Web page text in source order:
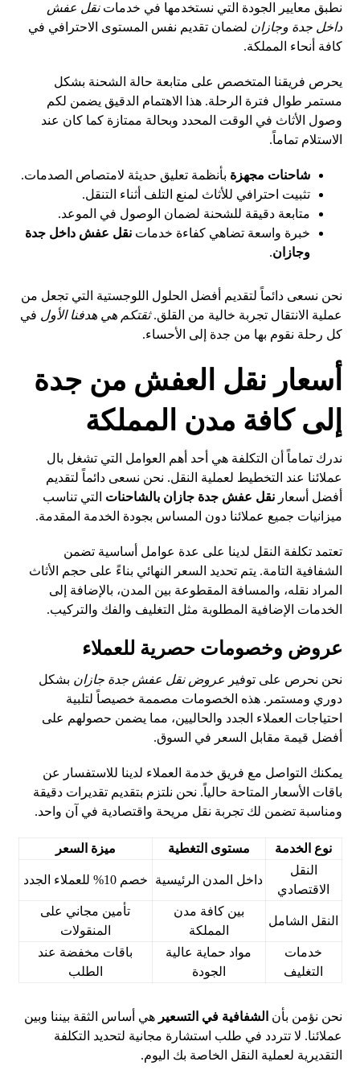
نطبق معايير الجودة التي نستخدمها في خدماتنقل عفش
داخل جدة وجازان لضمان تقديم نفس المستوى الاحترافي في
كافة أنحاء المملكة.
يحرص فريقنا المتخصص على متابعة حالة الشحنة بشكل
مستمر طوال فترة الرحلة. هذا الاهتمام الدقيق يضمن لكم
وصول الأثاث في الوقت المحدد وبحالة ممتازة كما كان عند
الاستلام تماماً.
شاحنات مجهزة بأنظمة تعليق حديثة لامتصاص الصدمات.
تثبيت احترافي للأثاث لمنع التلف أثناء التنقل.
متابعة دقيقة للشحنة لضمان الوصول في الموعد.
خبرة واسعة تضاهي كفاءة خدماتنقل عفش داخل جدة
وجازان.
نحن نسعى دائماً لتقديم أفضل الحلول اللوجستية التي تجعل من
عملية الانتقال تجربة خالية من القلق.ثقتكم هي هدفنا الأول في
كل رحلة نقوم بها من جدة إلى الأحساء.
أسعار نقل العفش من جدة
إلى كافة مدن المملكة
ندرك تماماً أن التكلفة هي أحد أهم العوامل التي تشغل بال
عملائنا عند التخطيط لعملية النقل. نحن نسعى دائماً لتقديم
أفضل أسعارنقل عفش جدة جازان بالشاحنات التي تناسب
ميزانيات جميع عملائنا دون المساس بجودة الخدمة المقدمة.
تعتمد تكلفة النقل لدينا على عدة عوامل أساسية تضمن
الشفافية التامة. يتم تحديد السعر النهائي بناءً على حجم الأثاث
المراد نقله، والمسافة المقطوعة بين المدن، بالإضافة إلى
الخدمات الإضافية المطلوبة مثل التغليف والفك والتركيب.
عروض وخصومات حصرية للعملاء
نحن نحرص على توفير عروض نقل عفش جدة جازان بشكل
دوري ومستمر. هذه الخصومات مصممة خصيصاً لتلبية
احتياجات العملاء الجدد والحاليين، مما يضمن حصولهم على
أفضل قيمة مقابل السعر في السوق.
يمكنك التواصل مع فريق خدمة العملاء لدينا للاستفسار عن
باقات الأسعار المتاحة حالياً. نحن نلتزم بتقديم تقديرات دقيقة
ومناسبة تضمن لك تجربة نقل مريحة واقتصادية في آن واحد.
نوع الخدمة مستوى التغطية
ميزة السعر
النقل
الاقتصادي
داخل المدن الرئيسية خصم 10% للعملاء الجدد
النقل الشامل
بين كافة مدن
المملكة
تأمين مجاني على
المنقولات
خدمات
التغليف
مواد حماية عالية
الجودة
باقات مخفضة عند
الطلب
نحن نؤمن بأن الشفافية في التسعير هي أساس الثقة بيننا وبين
عملائنا. لا تتردد في طلب استشارة مجانية لتحديد التكلفة
التقديرية لعملية النقل الخاصة بك اليوم.